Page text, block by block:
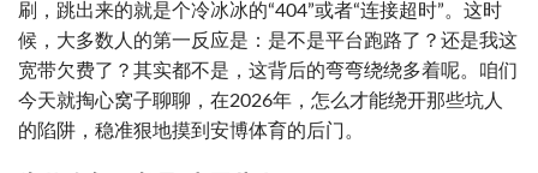
刷，跳出来的就是个冷冰冰的“404”或者“连接超时”。这时
候，大多数人的第一反应是：是不是平台跑路了？还是我这
宽带欠费了？其实都不是，这背后的弯弯绕绕多着呢。咱们
今天就掏心窝子聊聊，在2026年，怎么才能绕开那些坑人
的陷阱，稳准狠地摸到安博体育的后门。